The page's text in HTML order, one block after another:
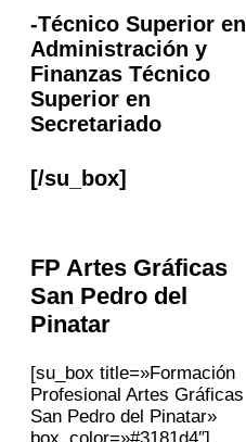
-Técnico Superior en
Administración y
Finanzas Técnico
Superior en
Secretariado
[/su_box]
FP Artes Gráficas
San Pedro del
Pinatar
[su_box title=»Formación
Profesional Artes Gráficas
San Pedro del Pinatar»